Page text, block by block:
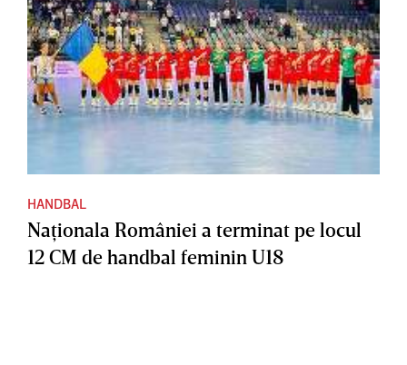
HANDBAL
Naţionala României a terminat pe locul
12 CM de handbal feminin U18